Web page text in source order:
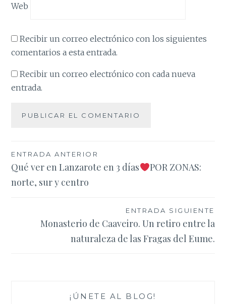
Web
Recibir un correo electrónico con los siguientes
comentarios a esta entrada.
Recibir un correo electrónico con cada nueva
entrada.
Navegación
de
entradas
ENTRADA ANTERIOR
Qué ver en Lanzarote en 3 días
POR ZONAS:
norte, sur y centro
ENTRADA SIGUIENTE
Monasterio de Caaveiro. Un retiro entre la
naturaleza de las Fragas del Eume.
¡ÚNETE AL BLOG!